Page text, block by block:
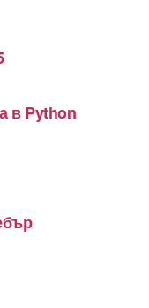
в Python